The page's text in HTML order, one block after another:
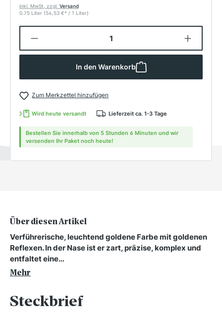
inkl. MwSt, zzgl. Versand
0.75 Liter (54,53 €* / 1 Liter)
Produkt Anzahl: Gib den
In den Warenkorb
Zum Merkzettel hinzufügen
Wird heute versandt Lieferzeit ca. 1-3 Tage
Bestellen Sie innerhalb von 5 Stunden 6 Minuten und wir
versenden Ihr Paket noch heute!
Über diesen Artikel
Verführerische, leuchtend goldene Farbe mit goldenen
Reflexen. In der Nase ist er zart, präzise, komplex und
entfaltet eine…
Mehr
Steckbrief